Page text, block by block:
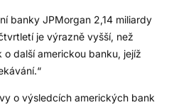
banky JPMorgan 2,14 miliardy
je výrazně vyšší, než
další americkou banku, jejíž
o výsledcích amerických bank